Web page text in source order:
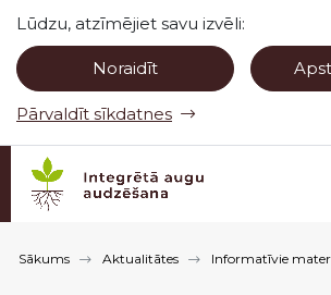
Lūdzu, atzīmējiet savu izvēli:
Noraidīt
Pārvaldīt sīkdatnes
Sākums Aktualitātes Informatīvie